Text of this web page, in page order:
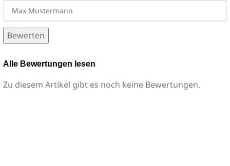
Bewerten
Alle Bewertungen lesen
Zu diesem Artikel gibt es noch keine Bewertungen.